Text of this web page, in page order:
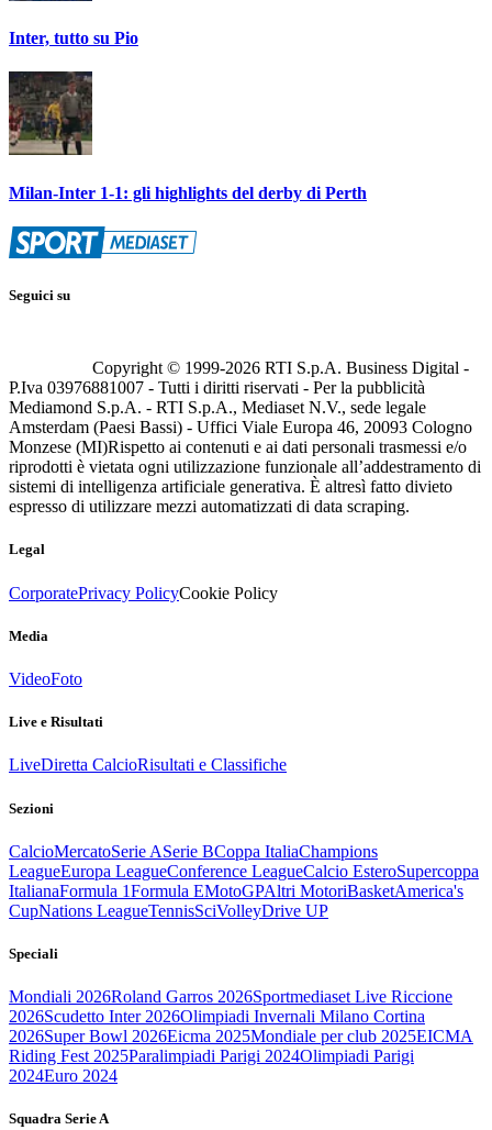
Inter, tutto su Pio
Milan-Inter 1-1: gli highlights del derby di Perth
Seguici su
Copyright © 1999-2026 RTI S.p.A. Business Digital -
P.Iva 03976881007 - Tutti i diritti riservati - Per la pubblicità
Mediamond S.p.A. - RTI S.p.A., Mediaset N.V., sede legale
Amsterdam (Paesi Bassi) - Uffici Viale Europa 46, 20093 Cologno
Monzese (MI)Rispetto ai contenuti e ai dati personali trasmessi e/o
riprodotti è vietata ogni utilizzazione funzionale all’addestramento di
sistemi di intelligenza artificiale generativa. È altresì fatto divieto
espresso di utilizzare mezzi automatizzati di data scraping.
Legal
CorporatePrivacy PolicyCookie Policy
Media
VideoFoto
Live e Risultati
LiveDiretta CalcioRisultati e Classifiche
Sezioni
CalcioMercatoSerie ASerie BCoppa ItaliaChampions
LeagueEuropa LeagueConference LeagueCalcio EsteroSupercoppa
ItalianaFormula 1Formula EMotoGPAltri MotoriBasketAmerica's
CupNations LeagueTennisSciVolleyDrive UP
Speciali
Mondiali 2026Roland Garros 2026Sportmediaset Live Riccione
2026Scudetto Inter 2026Olimpiadi Invernali Milano Cortina
2026Super Bowl 2026Eicma 2025Mondiale per club 2025EICMA
Riding Fest 2025Paralimpiadi Parigi 2024Olimpiadi Parigi
2024Euro 2024
Squadra Serie A